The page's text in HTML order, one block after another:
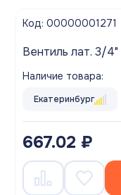
Код: 00000001271
Наличие товара:
Екатеринбург
667.02 ₽